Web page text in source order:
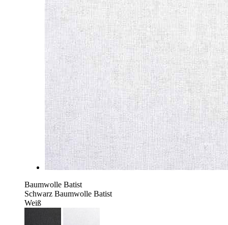
Baumwolle Batist
Schwarz Baumwolle Batist
Weiß